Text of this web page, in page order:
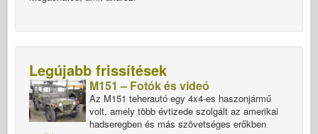
Legújabb frissítések
M151 – Fotók és videó
Az M151 teherautó egy 4x4-es haszonjármű
volt, amely több évtizede szolgált az amerikai
hadseregben és más szövetséges erőkben